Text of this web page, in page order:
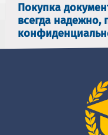
Покупка
всегда надежно,